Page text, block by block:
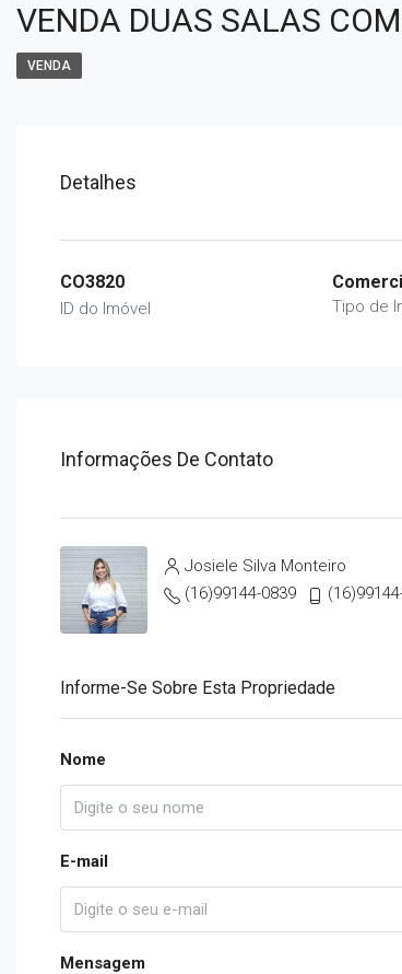
VENDA DUAS SALAS
VENDA
Detalhes
CO3820
ID do Imóvel Tipo de
Informações De Contato
Josiele Silva Monteiro
(16)99144-0839
Informe-Se Sobre Esta Propriedade
Nome
E-mail
Mensagem